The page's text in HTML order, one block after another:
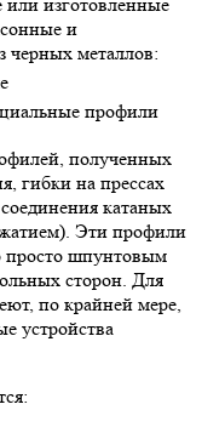
и
черных металлов:
профили
полученных
гибки на прессах
катаных
Эти профили
просто шпунтовым
сторон. Для
по крайней мере,
устройства